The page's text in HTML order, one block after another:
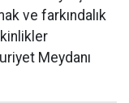
ve farkındalık
Meydanı